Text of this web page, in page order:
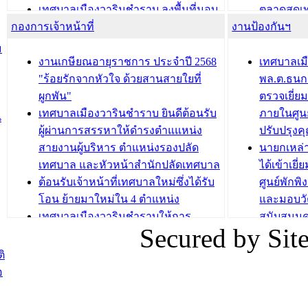
เทศบาลเมืองวารินชำราบ ลงพื้นที่มอบ
น้ำดื่มแก่ผู้พักอาศัย ณ ศูนย์พักพิง
กองสวัสดิการสังคม เทศบาลเมือง
วารินชำราบ จัดโครงการอบรมอาชีพ
ระยะสั้น ประจำปี 2568 (หลักสูตรการ
ถักทอผลิตภัณฑ์จากถุงพลาสติก)
บทความ อื่นๆ ...
ตลาดสดเ
วารินชำร
ถนนแก่เ
เด็กเล็ก
เทศบาลเ
ปรึกษาห
วัยของอ
บทความ อื่นๆ ...
กองการเจ้าหน้าที่
งานเกษียณอายุราชการ ประจำปี 2568
"ร้อยรักจากหัวใจ ด้วยสานสายใยที่
ผูกพัน"
เทศบาลเมืองวารินชำราบ ยินดีต้อนรับ
ผู้ผ่านการสรรหาให้ดำรงตำแแหน่ง
สายงานผู้บริหาร ตำแหน่งรองปลัด
เทศบาล และหัวหน้าสำนักปลัดเทศบาล
ต้อนรับเจ้าหน้าที่เทศบาลใหม่ซึ่งได้รับ
โอน ย้ายมาใหม่ใน 4 ตำแหน่ง
เทศบาลเมืองวารินชำราบให้การ
ต้อนรับพนักงานเทศบาลผู้ผ่านการ
สรรหาให้ดำรงตำแหน่งสายงานผู้
งานป้องกันฯ
เทศบาลเ
พล.ต.ธน
ตรวจเยี่ย
ภายในศู
ปรับปรุง
นายกเห
ได้เข้าเยี่
ศูนย์พักพิ
และมอบ
สนับสนุน
ภัยน้ำท่วม
ภาพบรร
Secured by